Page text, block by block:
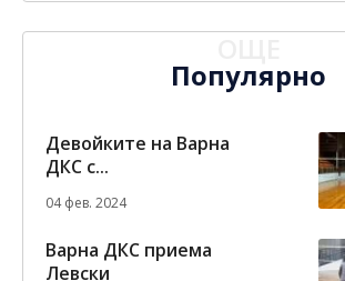
Популярно
Девойките на Варна
ДКС с...
04 фев. 2024
Варна ДКС приема
Левски